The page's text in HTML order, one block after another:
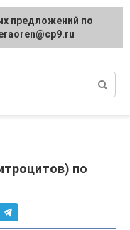
сердца,
по
предложений по